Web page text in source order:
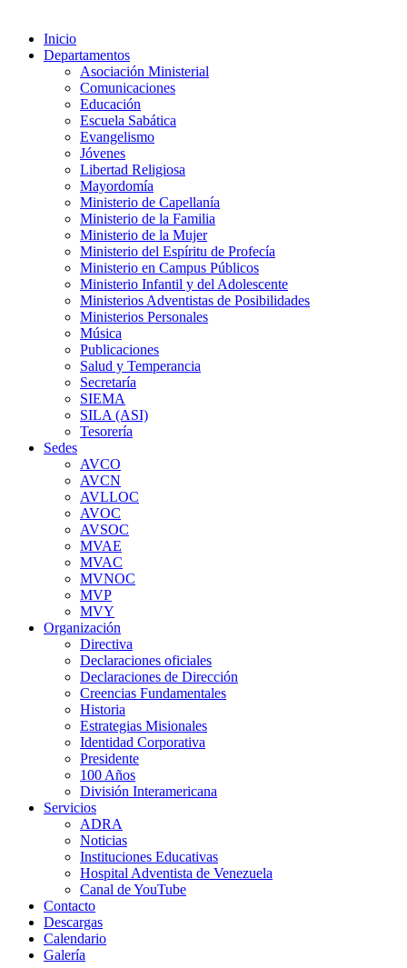
Inicio
Departamentos
Asociación Ministerial
Comunicaciones
Educación
Escuela Sabática
Evangelismo
Jóvenes
Libertad Religiosa
Mayordomía
Ministerio de Capellanía
Ministerio de la Familia
Ministerio de la Mujer
Ministerio del Espíritu de Profecía
Ministerio en Campus Públicos
Ministerio Infantil y del Adolescente
Ministerios Adventistas de Posibilidades
Ministerios Personales
Música
Publicaciones
Salud y Temperancia
Secretaría
SIEMA
SILA (ASI)
Tesorería
Sedes
AVCO
AVCN
AVLLOC
AVOC
AVSOC
MVAE
MVAC
MVNOC
MVP
MVY
Organización
Directiva
Declaraciones oficiales
Declaraciones de Dirección
Creencias Fundamentales
Historia
Estrategias Misionales
Identidad Corporativa
Presidente
100 Años
División Interamericana
Servicios
ADRA
Noticias
Instituciones Educativas
Hospital Adventista de Venezuela
Canal de YouTube
Contacto
Descargas
Calendario
Galería